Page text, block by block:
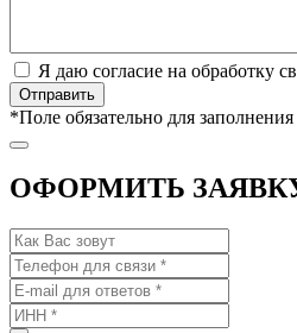
Я даю согласие на обработку
*Поле обязательно для заполнения
ОФОРМИТЬ